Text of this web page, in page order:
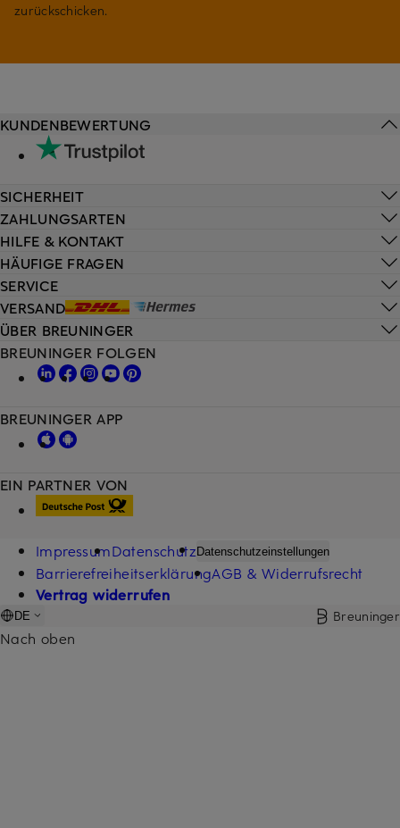
zurückschicken.
HILFE & KONTAKT
HÄUFIGE FRAGEN
SERVICE
VERSAND
KUNDENBEWERTUNG
SICHERHEIT
ZAHLUNGSARTEN
ÜBER BREUNINGER
EIN PARTNER VON
BREUNINGER FOLGEN
BREUNINGER APP
ImpressumDatenschutzDatenschutzeinstellungen
BarrierefreiheitserklärungAGB & Widerrufsrecht
Vertrag widerrufen
DE Breuninger
Nach oben